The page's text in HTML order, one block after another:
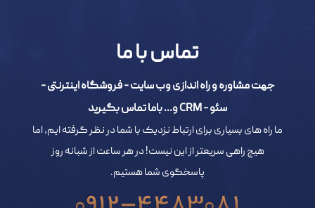
تماس با ما
جهت مشاوره و راه اندازی وب سایت - فروشگاه اینترنتی -
سئو - CRM و... باما تماس بگیرید
ما راه های بسیاری برای ارتباط نزدیک با شما در نظر گرفته ایم، اما
هیچ راهی سریعتر از این نیست! در هر ساعت از شبانه روز
پاسخگوی شما هستیم.
0912-4483081